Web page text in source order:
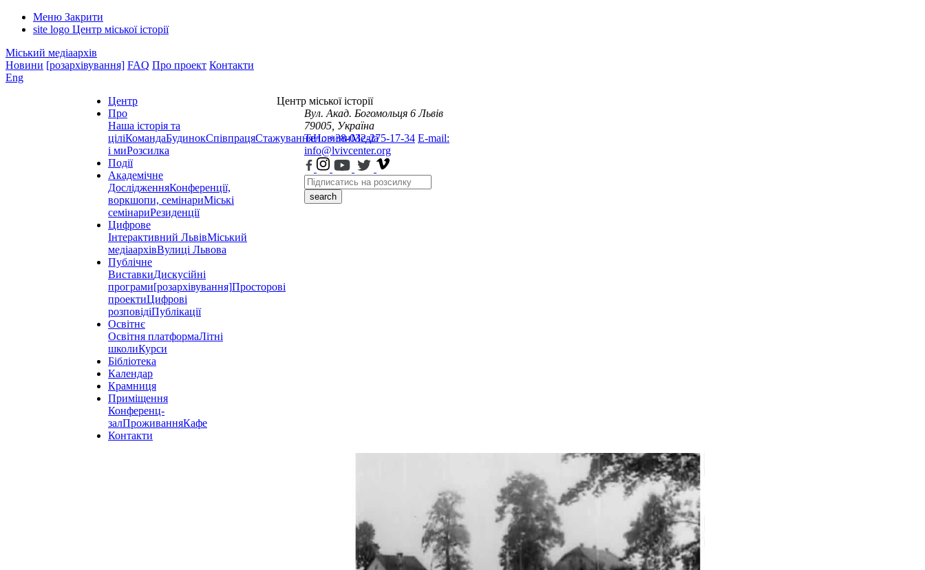
Меню Закрити
site logo Центр міської історії
Міський медіаархів
Новини [розархівування] FAQ Про проект Контакти
Eng
Центр
Про
Наша історія та
ціліКомандаБудинокСпівпрацяСтажуванняНовиниМедіа
і миРозсилка
Події
Академічне
ДослідженняКонференції,
воркшопи, семінариМіські
семінариРезиденції
Цифрове
Інтерактивний ЛьвівМіський
медіаархівВулиці Львова
Публічне
ВиставкиДискусійні
програми[розархівування]Просторові
проектиЦифрові
розповідіПублікації
Освітнє
Освітня платформаЛітні
школиКурси
Бібліотека
Календар
Крамниця
Приміщення
Конференц-
залПроживанняКафе
Контакти
Центр міської історії
Вул. Акад. Богомольця 6 Львів
79005, Україна
Тел.: +38-032-275-17-34 E-mail:
info@lvivcenter.org
search